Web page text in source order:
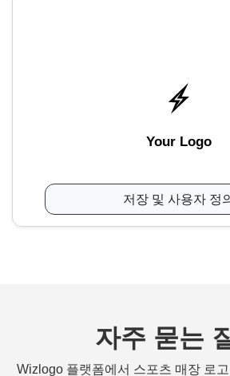
Your Logo
저장 및 사용자 정
자주 묻는
Wizlogo 플랫폼에서 스포츠 매장 로